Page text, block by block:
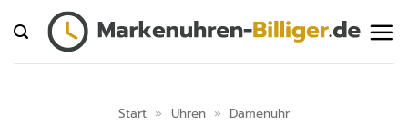
Inhalt
springen
Start » Uhren » Damenuhr